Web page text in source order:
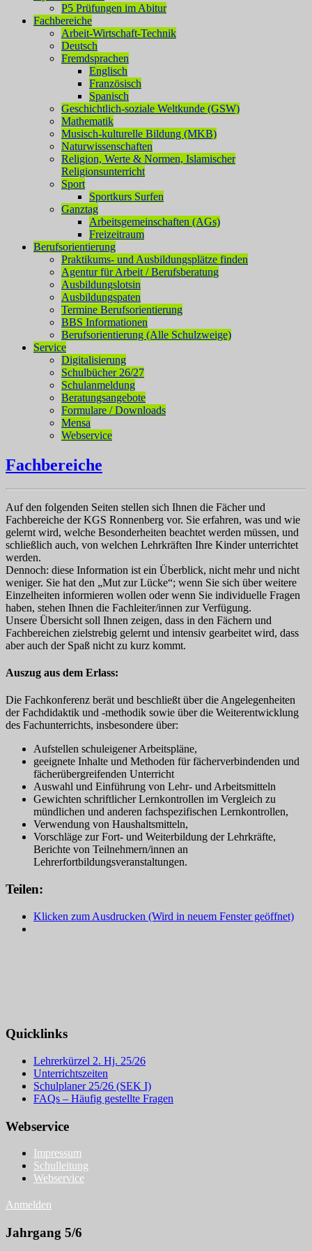
P5 Prüfungen im Abitur
Fachbereiche
Arbeit-Wirtschaft-Technik
Deutsch
Fremdsprachen
Englisch
Französisch
Spanisch
Geschichtlich-soziale Weltkunde (GSW)
Mathematik
Musisch-kulturelle Bildung (MKB)
Naturwissenschaften
Religion, Werte & Normen, Islamischer
Religionsunterricht
Sport
Sportkurs Surfen
Ganztag
Arbeitsgemeinschaften (AGs)
Freizeitraum
Berufsorientierung
Praktikums- und Ausbildungsplätze finden
Agentur für Arbeit / Berufsberatung
Ausbildungslotsin
Ausbildungspaten
Termine Berufsorientierung
BBS Informationen
Berufsorientierung (Alle Schulzweige)
Service
Digitalisierung
Schulbücher 26/27
Schulanmeldung
Beratungsangebote
Formulare / Downloads
Mensa
Webservice
Fachbereiche
Auf den folgenden Seiten stellen sich Ihnen die Fächer und
Fachbereiche der KGS Ronnenberg vor. Sie erfahren, was und wie
gelernt wird, welche Besonderheiten beachtet werden müssen, und
schließlich auch, von welchen Lehrkräften Ihre Kinder unterrichtet
werden.
Dennoch: diese Information ist ein Überblick, nicht mehr und nicht
weniger. Sie hat den „Mut zur Lücke“; wenn Sie sich über weitere
Einzelheiten informieren wollen oder wenn Sie individuelle Fragen
haben, stehen Ihnen die Fachleiter/innen zur Verfügung.
Unsere Übersicht soll Ihnen zeigen, dass in den Fächern und
Fachbereichen zielstrebig gelernt und intensiv gearbeitet wird, dass
aber auch der Spaß nicht zu kurz kommt.
Auszug aus dem Erlass:
Die Fachkonferenz berät und beschließt über die Angelegenheiten
der Fachdidaktik und -methodik sowie über die Weiterentwicklung
des Fachunterrichts, insbesondere über:
Aufstellen schuleigener Arbeitspläne,
geeignete Inhalte und Methoden für fächerverbindenden und
fächerübergreifenden Unterricht
Auswahl und Einführung von Lehr- und Arbeitsmitteln
Gewichten schriftlicher Lernkontrollen im Vergleich zu
mündlichen und anderen fachspezifischen Lernkontrollen,
Verwendung von Haushaltsmitteln,
Vorschläge zur Fort- und Weiterbildung der Lehrkräfte,
Berichte von Teilnehmern/innen an
Lehrerfortbildungsveranstaltungen.
Teilen:
Klicken zum Ausdrucken (Wird in neuem Fenster geöffnet)
Quicklinks
Lehrerkürzel 2. Hj. 25/26
Unterrichtszeiten
Schulplaner 25/26 (SEK I)
FAQs – Häufig gestellte Fragen
Webservice
Impressum
Schulleitung
Webservice
Anmelden
Jahrgang 5/6